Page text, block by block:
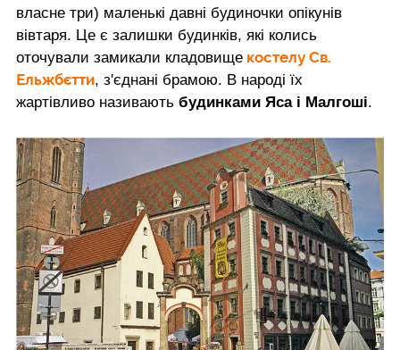
власне три) маленькі давні будиночки опікунів
вівтаря. Це є залишки будинків, які колись
оточували замикали кладовище костелу Св.
Ельжбєтти, з'єднані брамою. В народі їх
жартівливо називають будинками Яса і Малгоші.